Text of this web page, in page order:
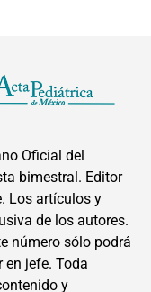
Oficial del
bimestral. Editor
Los artículos y
de los autores.
número sólo podrá
en jefe. Toda
y